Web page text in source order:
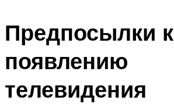
Предпосылки к
появлению
телевидения